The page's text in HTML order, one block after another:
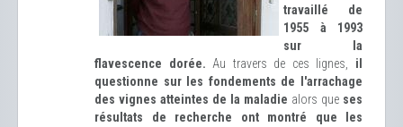
travaillé de
1955 à 1993
sur la
flavescence dorée. Au travers de ces lignes, il
questionne sur les fondements de l'arrachage
des vignes atteintes de la maladie alors que ses
résultats de recherche ont montré que les